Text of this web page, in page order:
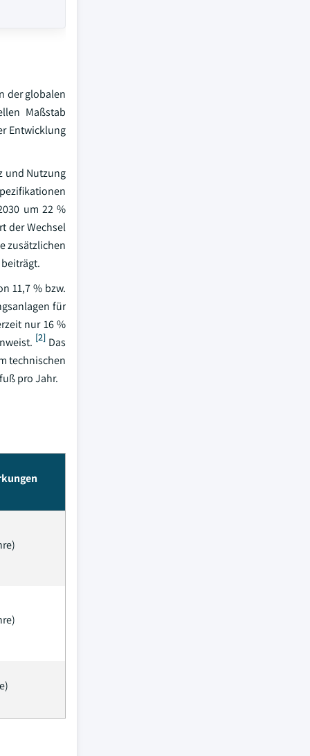
der globalen
Maßstab
Entwicklung
und Nutzung
um 22 %
der Wechsel
zusätzlichen
11,7 % bzw.
für
nur 16 %
[2]Das
technischen
pro Jahr.